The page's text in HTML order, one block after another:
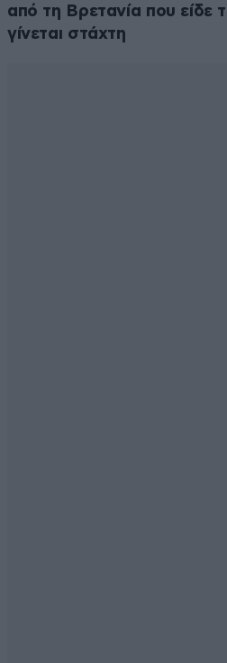
από τη Βρετανία που είδε
γίνεται στάχτη